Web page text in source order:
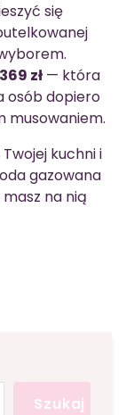
się
369 zł — która
osób dopiero
musowaniem.
kuchni i
gazowana
na nią
Szukaj